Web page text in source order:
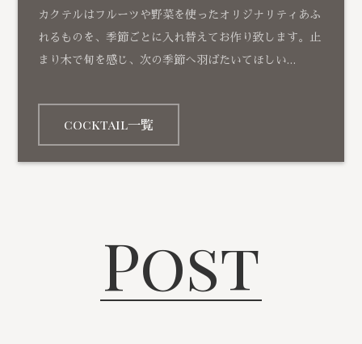
カクテルはフルーツや野菜を使ったオリジナリティあふ
れるものを、季節ごとに入れ替えてお作り致します。止
まり木で旬を感じ、次の季節へ羽ばたいてほしい…
cocktail一覧
Post